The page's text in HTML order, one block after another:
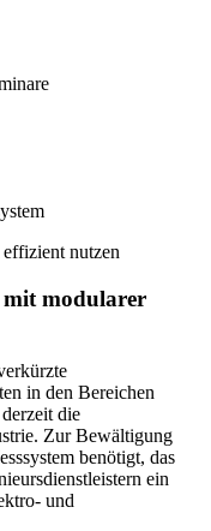
mit modularer
in den Bereichen
die
Zur Bewältigung
benötigt, das
ein
und